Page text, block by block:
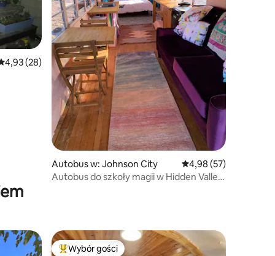
ocena: 4,93 na 5, liczba recenzji: 28
4,93 (28)
Autobus w: Johnson City Średnia ocena: 4,98
4,98 (57)
Autobus do szkoły magii w Hidden Valley
gości Najpopularniejsze z kategorii Wybór gości
Wybór gości